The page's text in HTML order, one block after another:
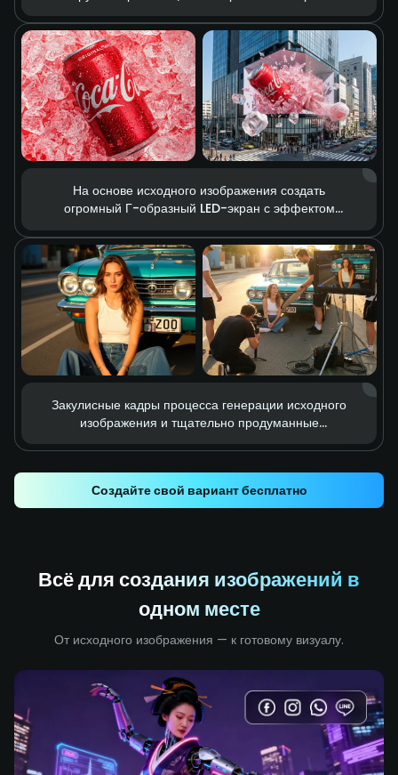
На основе исходного изображения создать
огромный Г-образный LED-экран с эффектом
объёмная анимация банки напитка.
Закулисные кадры процесса генерации исходного
изображения и тщательно продуманные
Создайте свой вариант бесплатно
Всё для создания изображений в
одном месте
От исходного изображения — к готовому визуалу.